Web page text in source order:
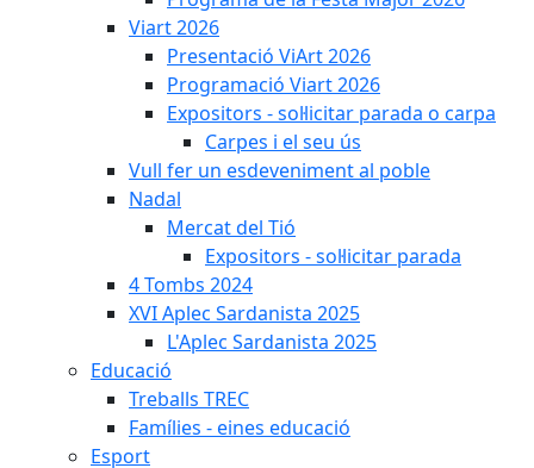
Viart 2026
Presentació ViArt 2026
Programació Viart 2026
Expositors - sol·licitar parada o carpa
Carpes i el seu ús
Vull fer un esdeveniment al poble
Nadal
Mercat del Tió
Expositors - sol·licitar parada
4 Tombs 2024
XVI Aplec Sardanista 2025
L'Aplec Sardanista 2025
Educació
Treballs TREC
Famílies - eines educació
Esport